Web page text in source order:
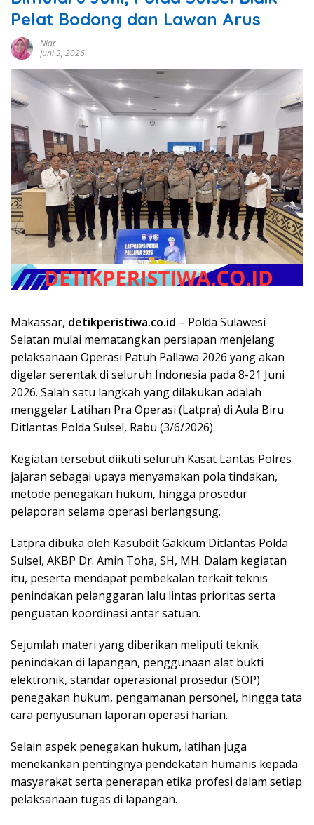
Pelat Bodong dan Lawan Arus
Niar
Juni 3, 2026
Makassar, detikperistiwa.co.id – Polda Sulawesi
Selatan mulai mematangkan persiapan menjelang
pelaksanaan Operasi Patuh Pallawa 2026 yang akan
digelar serentak di seluruh Indonesia pada 8-21 Juni
2026. Salah satu langkah yang dilakukan adalah
menggelar Latihan Pra Operasi (Latpra) di Aula Biru
Ditlantas Polda Sulsel, Rabu (3/6/2026).
Kegiatan tersebut diikuti seluruh Kasat Lantas Polres
jajaran sebagai upaya menyamakan pola tindakan,
metode penegakan hukum, hingga prosedur
pelaporan selama operasi berlangsung.
Latpra dibuka oleh Kasubdit Gakkum Ditlantas Polda
Sulsel, AKBP Dr. Amin Toha, SH, MH. Dalam kegiatan
itu, peserta mendapat pembekalan terkait teknis
penindakan pelanggaran lalu lintas prioritas serta
penguatan koordinasi antar satuan.
Sejumlah materi yang diberikan meliputi teknik
penindakan di lapangan, penggunaan alat bukti
elektronik, standar operasional prosedur (SOP)
penegakan hukum, pengamanan personel, hingga tata
cara penyusunan laporan operasi harian.
Selain aspek penegakan hukum, latihan juga
menekankan pentingnya pendekatan humanis kepada
masyarakat serta penerapan etika profesi dalam setiap
pelaksanaan tugas di lapangan.